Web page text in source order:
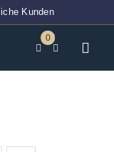
Kunden
0